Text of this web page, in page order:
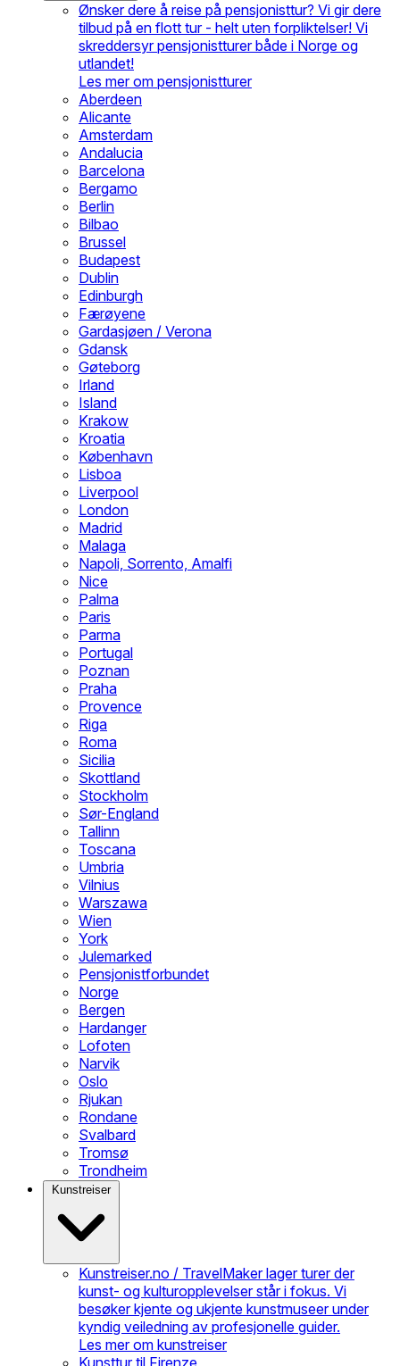
Ønsker dere å reise på pensjonisttur? Vi gir dere
tilbud på en flott tur - helt uten forpliktelser! Vi
skreddersyr pensjonistturer både i Norge og
utlandet!
Les mer om pensjonistturer
Aberdeen
Alicante
Amsterdam
Andalucia
Barcelona
Bergamo
Berlin
Bilbao
Brussel
Budapest
Dublin
Edinburgh
Færøyene
Gardasjøen / Verona
Gdansk
Gøteborg
Irland
Island
Krakow
Kroatia
København
Lisboa
Liverpool
London
Madrid
Malaga
Napoli, Sorrento, Amalfi
Nice
Palma
Paris
Parma
Portugal
Poznan
Praha
Provence
Riga
Roma
Sicilia
Skottland
Stockholm
Sør-England
Tallinn
Toscana
Umbria
Vilnius
Warszawa
Wien
York
Julemarked
Pensjonistforbundet
Norge
Bergen
Hardanger
Lofoten
Narvik
Oslo
Rjukan
Rondane
Svalbard
Tromsø
Trondheim
Kunstreiser
Kunstreiser.no / TravelMaker lager turer der
kunst- og kulturopplevelser står i fokus. Vi
besøker kjente og ukjente kunstmuseer under
kyndig veiledning av profesjonelle guider.
Les mer om kunstreiser
Kunsttur til Firenze